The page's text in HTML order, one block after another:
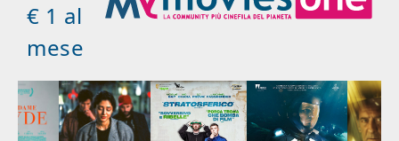
€ 1 al
mese